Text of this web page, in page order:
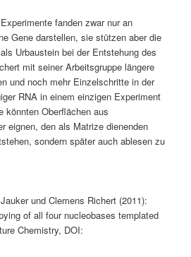
fanden zwar nur an
Gene darstellen, sie stützen aber die
Urbaustein bei der Entstehung des
mit seiner Arbeitsgruppe längere
und noch mehr Einzelschritte in der
RNA in einem einzigen Experiment
könnten Oberflächen aus
eignen, den als Matrize dienenden
sondern später auch ablesen zu
und Clemens Richert (2011):
of all four nucleobases templated
Chemistry, DOI: